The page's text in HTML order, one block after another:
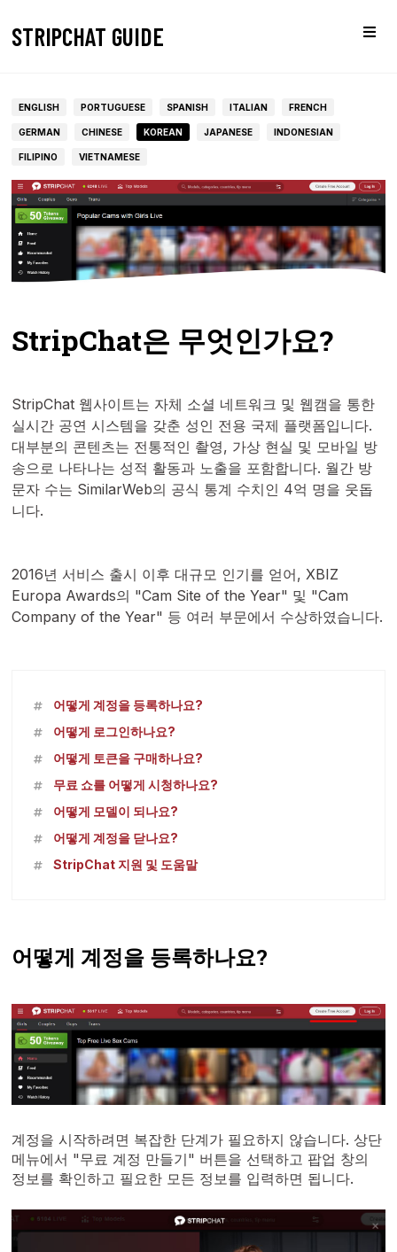
STRIPCHAT GUIDE
ENGLISH PORTUGUESE SPANISH ITALIAN FRENCH
GERMAN CHINESE KOREAN JAPANESE INDONESIAN
FILIPINO VIETNAMESE
StripChat은 무엇인가요?
StripChat 웹사이트는 자체 소셜 네트워크 및 웹캠을 통한
실시간 공연 시스템을 갖춘 성인 전용 국제 플랫폼입니다.
대부분의 콘텐츠는 전통적인 촬영, 가상 현실 및 모바일 방
송으로 나타나는 성적 활동과 노출을 포함합니다. 월간 방
문자 수는 SimilarWeb의 공식 통계 수치인 4억 명을 웃돕
니다.
2016년 서비스 출시 이후 대규모 인기를 얻어, XBIZ
Europa Awards의 "Cam Site of the Year" 및 "Cam
Company of the Year" 등 여러 부문에서 수상하였습니다.
어떻게 계정을 등록하나요?
어떻게 로그인하나요?
어떻게 토큰을 구매하나요?
무료 쇼를 어떻게 시청하나요?
어떻게 모델이 되나요?
어떻게 계정을 닫나요?
StripChat 지원 및 도움말
어떻게 계정을 등록하나요?
계정을 시작하려면 복잡한 단계가 필요하지 않습니다. 상단
메뉴에서 "무료 계정 만들기" 버튼을 선택하고 팝업 창의
정보를 확인하고 필요한 모든 정보를 입력하면 됩니다.